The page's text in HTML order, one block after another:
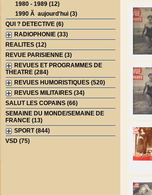
1980 - 1989 (12)
1990 Ã aujourd'hui (3)
QUI ? DETECTIVE (6)
RADIOPHONIE (33)
REALITES (12)
REVUE PARISIENNE (3)
REVUES ET PROGRAMMES DE
THEATRE (284)
REVUES HUMORISTIQUES (520)
REVUES MILITAIRES (34)
SALUT LES COPAINS (66)
SEMAINE DU MONDE/SEMAINE DE
FRANCE (13)
SPORT (844)
VSD (75)